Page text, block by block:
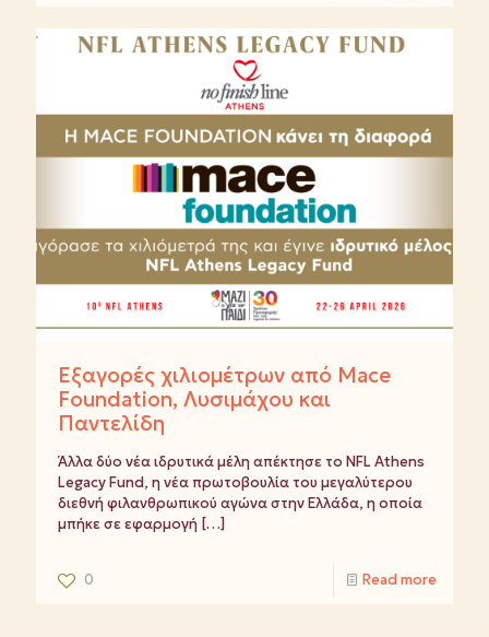
Εξαγορές χιλιομέτρων από Mace
Foundation, Λυσιμάχου και
Παντελίδη
Άλλα δύο νέα ιδρυτικά μέλη απέκτησε το NFL Athens
Legacy Fund, η νέα πρωτοβουλία του μεγαλύτερου
διεθνή φιλανθρωπικού αγώνα στην Ελλάδα, η οποία
μπήκε σε εφαρμογή […]
0 Read more